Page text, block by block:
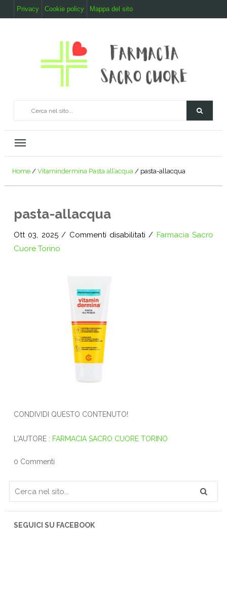
Privacy Cookie policy Mappa del sito
Home / Vitamindermina Pasta all’acqua / pasta-allacqua
pasta-allacqua
Ott 03, 2025 / Commenti disabilitatisu
/ Farmacia Sacro
Cuore Torino
CONDIVIDI QUESTO CONTENUTO!
L'AUTORE : FARMACIA SACRO CUORE TORINO
0 Commenti
SEGUICI SU FACEBOOK